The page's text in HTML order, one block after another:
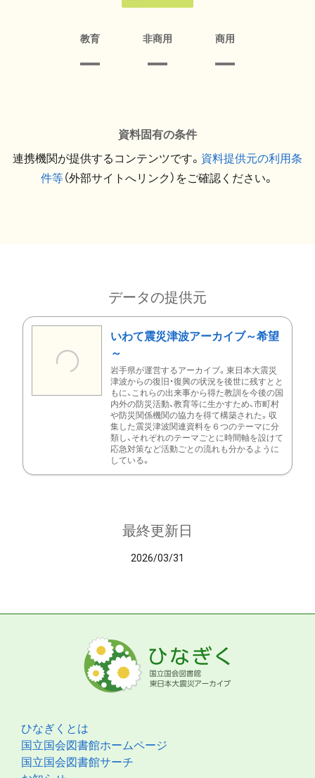
教育 非商用 商用
資料固有の条件
連携機関が提供するコンテンツです。 資料提供元の利用条
件等（外部サイトへリンク）をご確認ください。
データの提供元
いわて震災津波アーカイブ～希望
～
岩手県が運営するアーカイブ。東日本大震災
津波からの復旧・復興の状況を後世に残すとと
もに、これらの出来事から得た教訓を今後の国
内外の防災活動、教育等に生かすため、市町村
や防災関係機関の協力を得て構築された。収
集した震災津波関連資料を６つのテーマに分
類し、それぞれのテーマごとに時間軸を設けて
応急対策など活動ごとの流れも分かるように
している。
最終更新日
2026/03/31
ひなぎくとは
国立国会図書館ホームページ
国立国会図書館サーチ